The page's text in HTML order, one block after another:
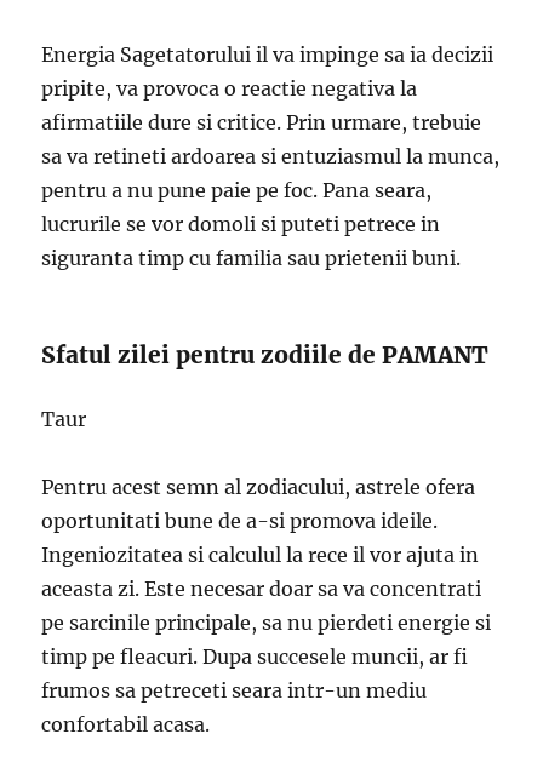
Energia Sagetatorului il va impinge sa ia decizii
pripite, va provoca o reactie negativa la
afirmatiile dure si critice. Prin urmare, trebuie
sa va retineti ardoarea si entuziasmul la munca,
pentru a nu pune paie pe foc. Pana seara,
lucrurile se vor domoli si puteti petrece in
siguranta timp cu familia sau prietenii buni.
Sfatul zilei pentru zodiile de PAMANT
Taur
Pentru acest semn al zodiacului, astrele ofera
oportunitati bune de a-si promova ideile.
Ingeniozitatea si calculul la rece il vor ajuta in
aceasta zi. Este necesar doar sa va concentrati
pe sarcinile principale, sa nu pierdeti energie si
timp pe fleacuri. Dupa succesele muncii, ar fi
frumos sa petreceti seara intr-un mediu
confortabil acasa.